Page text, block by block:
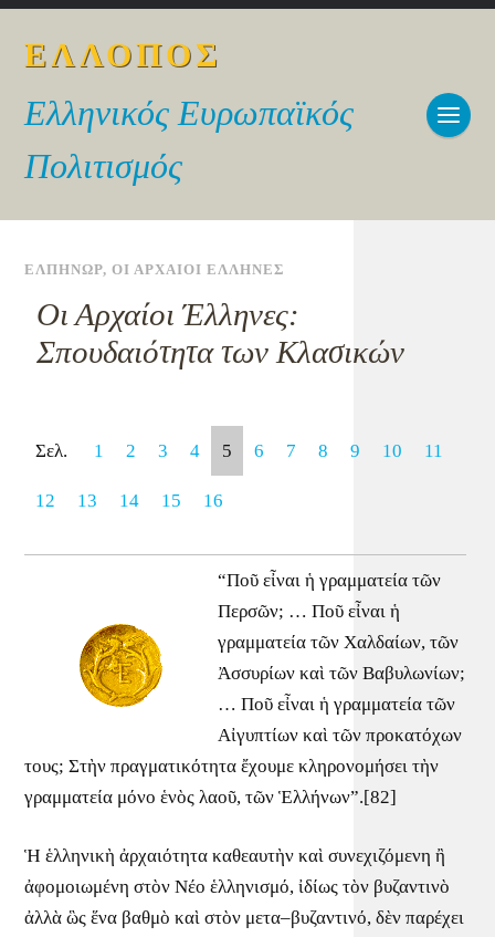
ΕΛΛΟΠΟΣ
Ελληνικός Ευρωπαϊκός
Πολιτισμός
ΕΛΠΗΝΩΡ,ΟΙ ΑΡΧΑΙΟΙ ΕΛΛΗΝΕΣ
Οι Αρχαίοι Έλληνες:
Σπουδαιότητα των Κλασικών
Σελ. 1 2 3 4 5 6 7 8 9 10 11
12 13 14 15 16
“Ποῦ εἶναι ἡ γραμματεία τῶν
Περσῶν; … Ποῦ εἶναι ἡ
γραμματεία τῶν Χαλδαίων, τῶν
Ἀσσυρίων καὶ τῶν Βαβυλωνίων;
… Ποῦ εἶναι ἡ γραμματεία τῶν
Αἰγυπτίων καὶ τῶν προκατόχων
τους; Στὴν πραγματικότητα ἔχουμε κληρονομήσει τὴν
γραμματεία μόνο ἑνὸς λαοῦ, τῶν Ἑλλήνων”.[82]
Ἡ ἑλληνικὴ ἀρχαιότητα καθεαυτὴν καὶ συνεχιζόμενη ἢ
ἀφομοιωμένη στὸν Νέο ἑλληνισμό, ἰδίως τὸν βυζαντινὸ
ἀλλὰ ὣς ἕνα βαθμὸ καὶ στὸν μετα–βυζαντινό, δὲν παρέχει